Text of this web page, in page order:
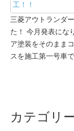
三菱アウトランダ
た！ 今月発表にな
ア塗装をそのまま
スを施工第一号車
カテゴリ